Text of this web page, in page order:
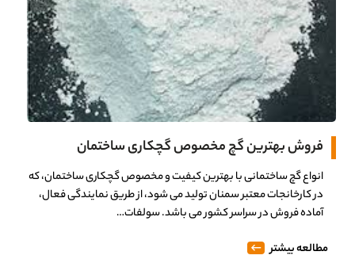
فروش بهترین گچ مخصوص گچکاری ساختمان
انواع گچ ساختمانی با بهترین کیفیت و مخصوص گچکاری ساختمان، که
در کارخانجات معتبر سمنان تولید می شود، از طریق نمایندگی فعال،
آماده فروش در سراسر کشور می باشد. سولفات…
مطالعه بیشتر